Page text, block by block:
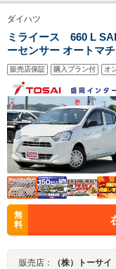
ダイハツ
ミライース 660 L
ーセンサー オートマ
ー アイドリングスト
り防止装置 ヘッドラ
アルエアコン
販売店保証 購入プラン付 オ
無
料
販売店： （株）トーサ